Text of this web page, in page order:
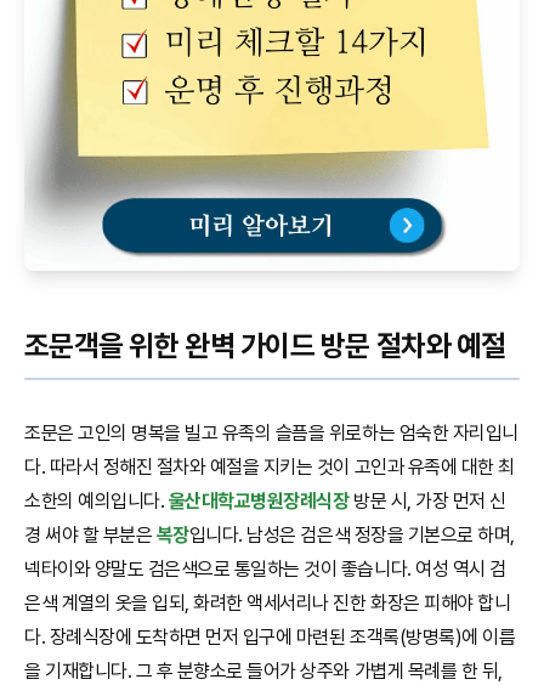
조문객을 위한 완벽 가이드 방문 절차와 예절
조문은 고인의 명복을 빌고 유족의 슬픔을 위로하는 엄숙한 자리입니
다. 따라서 정해진 절차와 예절을 지키는 것이 고인과 유족에 대한 최
소한의 예의입니다. 울산대학교병원장례식장방문 시, 가장 먼저 신
경 써야 할 부분은 복장입니다. 남성은 검은색 정장을 기본으로 하며,
넥타이와 양말도 검은색으로 통일하는 것이 좋습니다. 여성 역시 검
은색 계열의 옷을 입되, 화려한 액세서리나 진한 화장은 피해야 합니
다. 장례식장에 도착하면 먼저 입구에 마련된 조객록(방명록)에 이름
을 기재합니다. 그 후 분향소로 들어가 상주와 가볍게 목례를 한 뒤,